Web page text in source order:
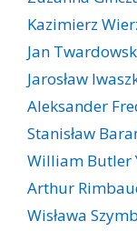
Kazimierz
Jan
Jarosław
Aleksander
Stanisław
William Butler
Arthur
Wisława